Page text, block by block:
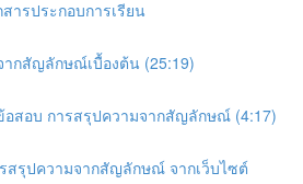
ารประกอบการเรียน
ากสัญลักษณ์เบื้องต้น (25:19)
อสอบ การสรุปความจากสัญลักษณ์ (4:17)
สรุปความจากสัญลักษณ์ จากเว็บไซต์